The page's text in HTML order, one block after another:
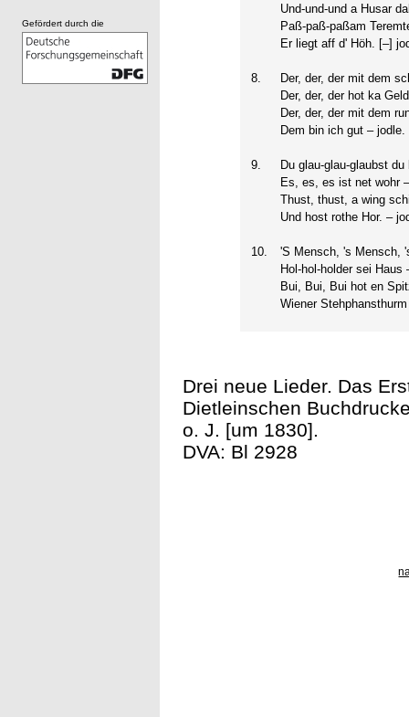
Und-und-und a Husar
Paß-paß-paßam
Er liegt aff d' Höh. [–]
8.
Der, der, der mit dem
Der, der, der hot ka
Der, der, der mit dem
Dem bin ich gut – jodle.
9.
Du glau-glau-glaubst
Es, es, es ist net wohr
Thust, thust, a wing
Und host rothe Hor. –
10.
'S Mensch, 's Mensch,
Hol-hol-holder sei Haus
Bui, Bui, Bui hot en
Wiener
Drei neue Lieder. Das
Dietleinschen
o. J. [um 1830].
DVA: Bl 2928
Gefördert durch die